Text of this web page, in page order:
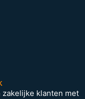
klanten met